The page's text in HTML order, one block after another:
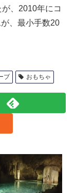
、2010年にコ
、最小手数20
ブ おもちゃ